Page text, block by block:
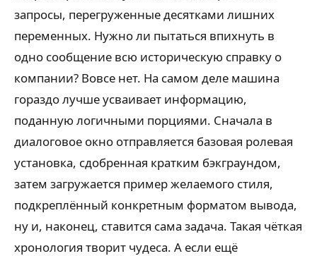
запросы, перегруженные десятками лишних
переменных. Нужно ли пытаться впихнуть в
одно сообщение всю историческую справку о
компании? Вовсе нет. На самом деле машина
гораздо лучше усваивает информацию,
поданную логичными порциями. Сначала в
диалоговое окно отправляется базовая ролевая
установка, сдобренная кратким бэкграундом,
затем загружается пример желаемого стиля,
подкреплённый конкретным форматом вывода,
ну и, наконец, ставится сама задача. Такая чёткая
хронология творит чудеса. А если ещё